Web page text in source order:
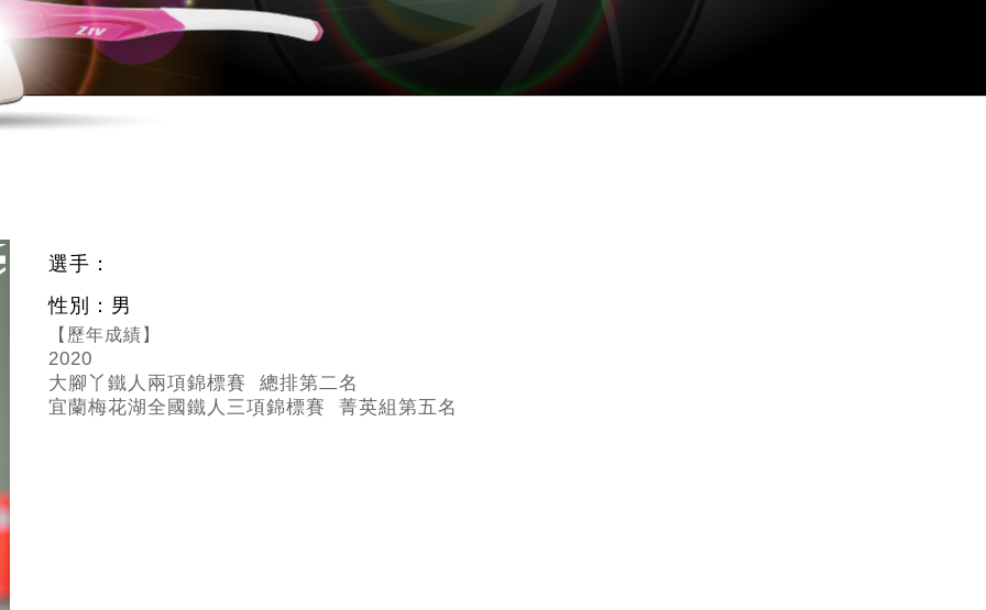
選手：
性別：男
【歷年成績】
2020
大腳丫鐵人兩項錦標賽 總排第二名
宜蘭梅花湖全國鐵人三項錦標賽 菁英組第五名